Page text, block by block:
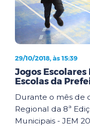
29/10/2018, às 15:39
Jogos
Escolas da
Durante o mês de
Regional da 8ª
Municipais - JEM